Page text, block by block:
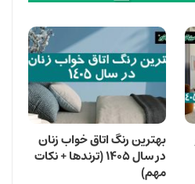
بهترین رنگ اتاق خواب زنان
در سال ۱۴۰۵ (ترندها + نکات
مهم)